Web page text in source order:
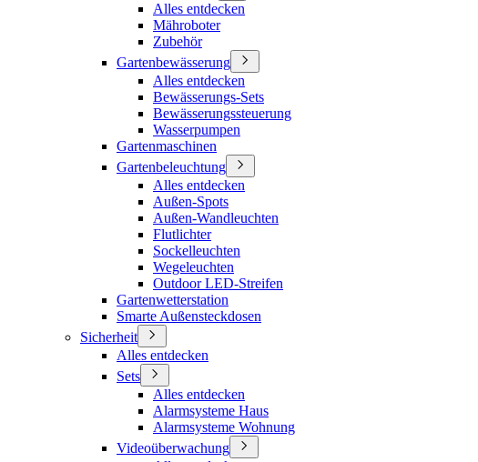
Alles entdecken
Mähroboter
Zubehör
Gartenbewässerung
Alles entdecken
Bewässerungs-Sets
Bewässerungssteuerung
Wasserpumpen
Gartenmaschinen
Gartenbeleuchtung
Alles entdecken
Außen-Spots
Außen-Wandleuchten
Flutlichter
Sockelleuchten
Wegeleuchten
Outdoor LED-Streifen
Gartenwetterstation
Smarte Außensteckdosen
Sicherheit
Alles entdecken
Sets
Alles entdecken
Alarmsysteme Haus
Alarmsysteme Wohnung
Videoüberwachung